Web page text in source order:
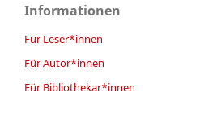
Informationen
Für Leser*innen
Für Autor*innen
Für Bibliothekar*innen